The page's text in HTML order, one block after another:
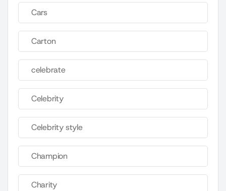
Cars
Carton
celebrate
Celebrity
Celebrity style
Champion
Charity